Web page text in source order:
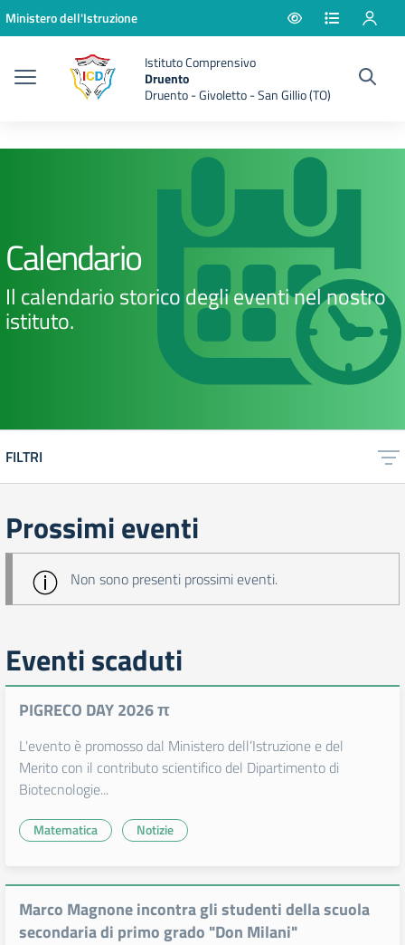
Vai ai contenuti
Vai al menu di navigazione
Vai al footer
Ministero dell'Istruzione
Istituto Comprensivo
Druento
Druento - Givoletto - San Gillio (TO)
Calendario
Il calendario storico degli eventi nel nostro
istituto.
FILTRI
Prossimi eventi
Non sono presenti prossimi eventi.
Eventi scaduti
PIGRECO DAY 2026 π
L'evento è promosso dal Ministero dell’Istruzione e del
Merito con il contributo scientifico del Dipartimento di
Biotecnologie...
Matematica Notizie
Marco Magnone incontra gli studenti della scuola
secondaria di primo grado "Don Milani"